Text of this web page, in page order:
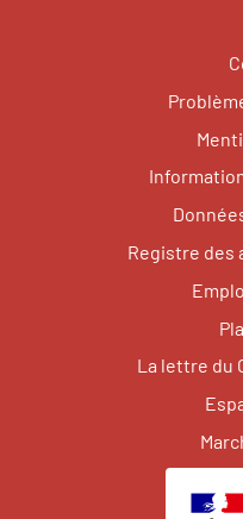
Registre des
La lettre du